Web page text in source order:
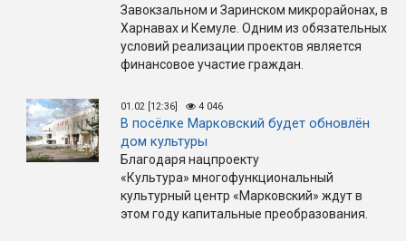
Завокзальном и Заринском микрорайонах, в
Харнавах и Кемуле. Одним из обязательных
условий реализации проектов является
финансовое участие граждан.
01.02 [12:36] 4 046
В посёлке Марковский будет обновлён
дом культуры
Благодаря нацпроекту
«Культура» многофункциональный
культурный центр «Марковский» ждут в
этом году капитальные преобразования.